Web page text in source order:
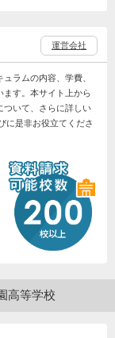
運営会社
ラムの内容、学費、
ます。本サイト上から
ついて、さらに詳しい
に是非お役立てくださ
高等学校